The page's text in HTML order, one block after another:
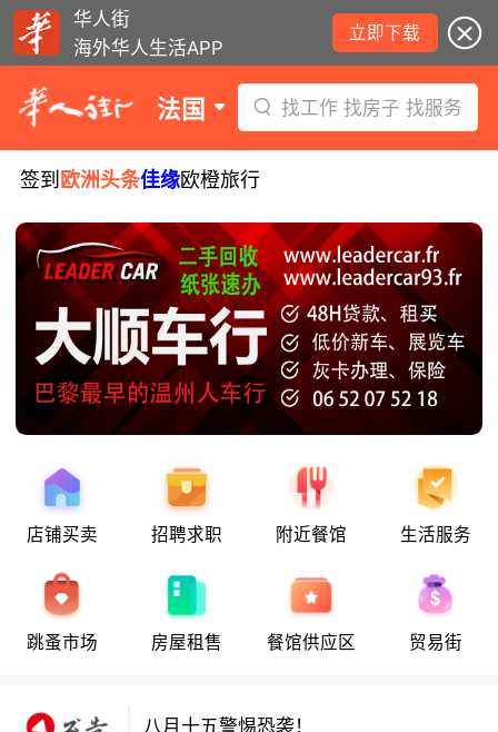
华人街
海外华人生活APP
立即下载
法国 找工作 找房子 找服务
签到 欧洲头条佳缘欧橙旅行
店铺买卖 招聘求职 附近餐馆 生活服务
跳蚤市场 房屋租售 餐馆供应区 贸易街
八月十五警惕恐袭！
八月十五警惕恐袭！